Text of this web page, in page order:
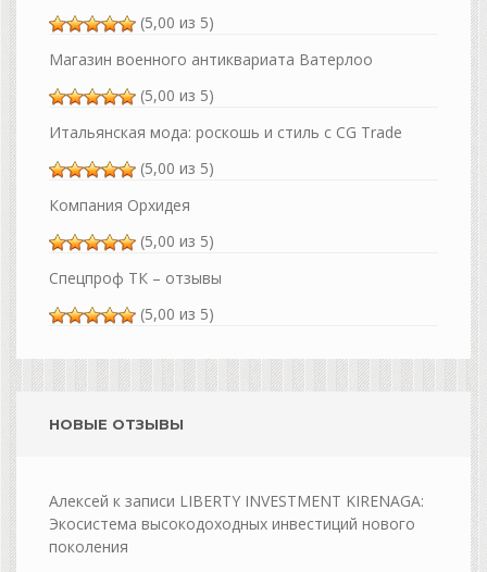
(5,00 из 5)
Магазин военного антиквариата Ватерлоо
(5,00 из 5)
Итальянская мода: роскошь и стиль с CG Trade
(5,00 из 5)
Компания Орхидея
(5,00 из 5)
Спецпроф ТК – отзывы
(5,00 из 5)
НОВЫЕ ОТЗЫВЫ
Алексей к записи LIBERTY INVESTMENT KIRENAGA:
Экосистема высокодоходных инвестиций нового
поколения